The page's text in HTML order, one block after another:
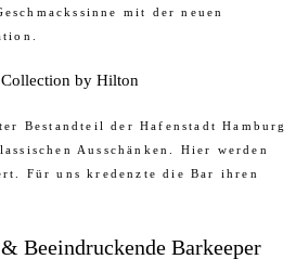
mit der neuen
by Hilton
Bestandteil der Hafenstadt Hamburg
Ausschänken. Hier werden
Für uns kredenzte die Bar ihren
Beeindruckende Barkeeper